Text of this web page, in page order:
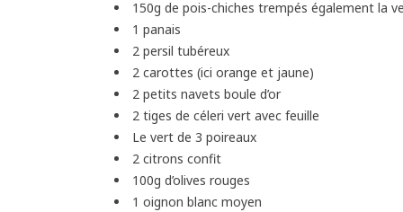
150g de pois-chiches trempés également la
1 panais
2 persil tubéreux
2 carottes (ici orange et jaune)
2 petits navets boule d’or
2 tiges de céleri vert avec feuille
Le vert de 3 poireaux
2 citrons confit
100g d’olives rouges
1 oignon blanc moyen